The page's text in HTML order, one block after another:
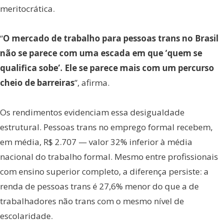
meritocrática.
“O mercado de trabalho para pessoas trans no Brasil
não se parece com uma escada em que ‘quem se
qualifica sobe’. Ele se parece mais com um percurso
cheio de barreiras”, afirma.
Os rendimentos evidenciam essa desigualdade
estrutural. Pessoas trans no emprego formal recebem,
em média, R$ 2.707 — valor 32% inferior à média
nacional do trabalho formal. Mesmo entre profissionais
com ensino superior completo, a diferença persiste: a
renda de pessoas trans é 27,6% menor do que a de
trabalhadores não trans com o mesmo nível de
escolaridade.